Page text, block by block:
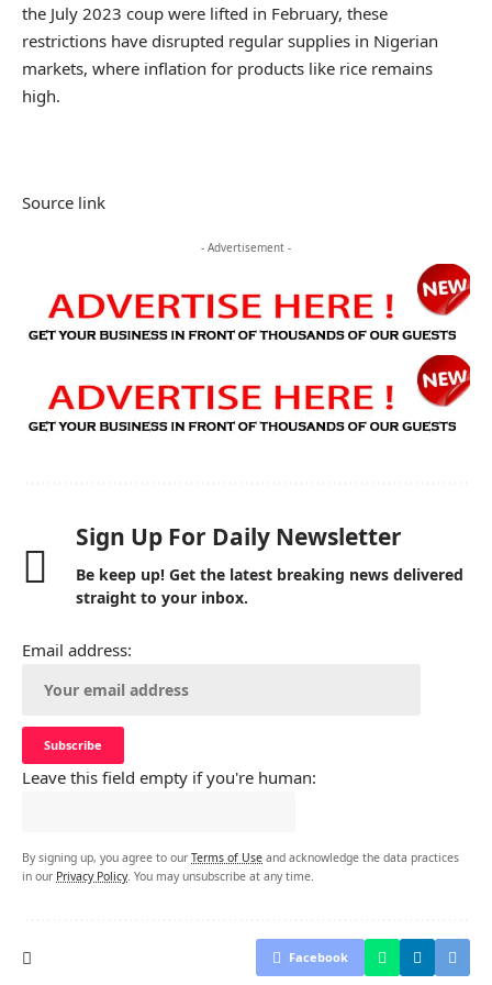
the July 2023 coup were lifted in February, these
restrictions have disrupted regular supplies in Nigerian
markets, where inflation for products like rice remains
high.
Source link
- Advertisement -
Sign Up For Daily Newsletter
Be keep up! Get the latest breaking news delivered
straight to your inbox.
Email address:
Leave this field empty if you're human:
By signing up, you agree to our Terms of Use and acknowledge the data practices
in our Privacy Policy. You may unsubscribe at any time.
Facebook